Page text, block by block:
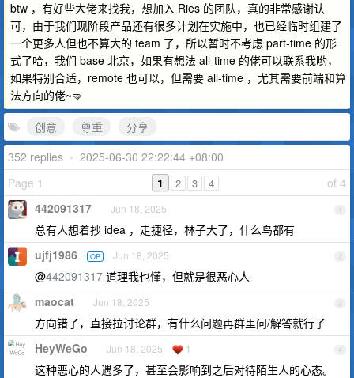
btw ，有好些大佬来找我，想加入 Ries 的团队，真的非常感谢认
可，由于我们现阶段产品还有很多计划在实施中，也已经临时组建了
一个更多人但也不算大的 team 了，所以暂时不考虑 part-time 的形
式了哈，我们 base 北京，如果有想法 all-time 的佬可以联系我哟，
如果特别合适，remote 也可以，但需要 all-time ，尤其需要前端和算
法方向的佬~🤜
创意
尊重
分享
352 replies • 2025-06-30 22:22:44 +08:00
Page 1
of 4
1 2 3 4
1
442091317 Jun 18, 2025
总有人想着抄 idea ，走捷径，林子大了，什么鸟都有
2
ujfj1986 OP Jun 18, 2025
@442091317 道理我也懂，但就是很恶心人
3
maocat Jun 18, 2025
方向错了，直接拉讨论群，有什么问题再群里问/解答就行了
4
HeyWeGo Jun 18, 2025 1
这种恶心的人遇多了，甚至会影响到之后对待陌生人的心态。